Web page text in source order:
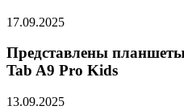
17.09.2025
Представлены
Tab A9 Pro Kids
13.09.2025